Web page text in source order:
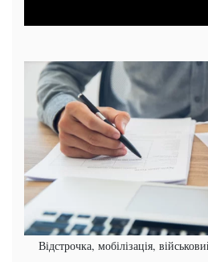
Відстрочка, мобілізація,